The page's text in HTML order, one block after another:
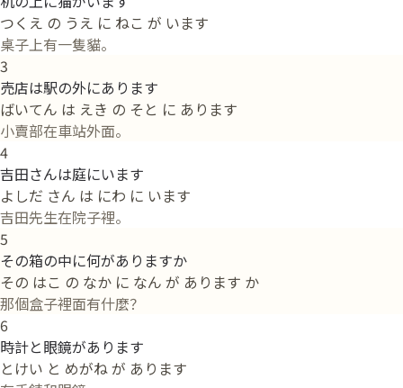
つくえ の うえ に ねこ が います
桌子上有一隻貓。
3
売店は駅の外にあります
ばいてん は えき の そと に あります
小賣部在車站外面。
4
吉田さんは庭にいます
よしだ さん は にわ に います
吉田先生在院子裡。
5
その箱の中に何がありますか
その はこ の なか に なん が あります か
那個盒子裡面有什麼？
6
時計と眼鏡があります
とけい と めがね が あります